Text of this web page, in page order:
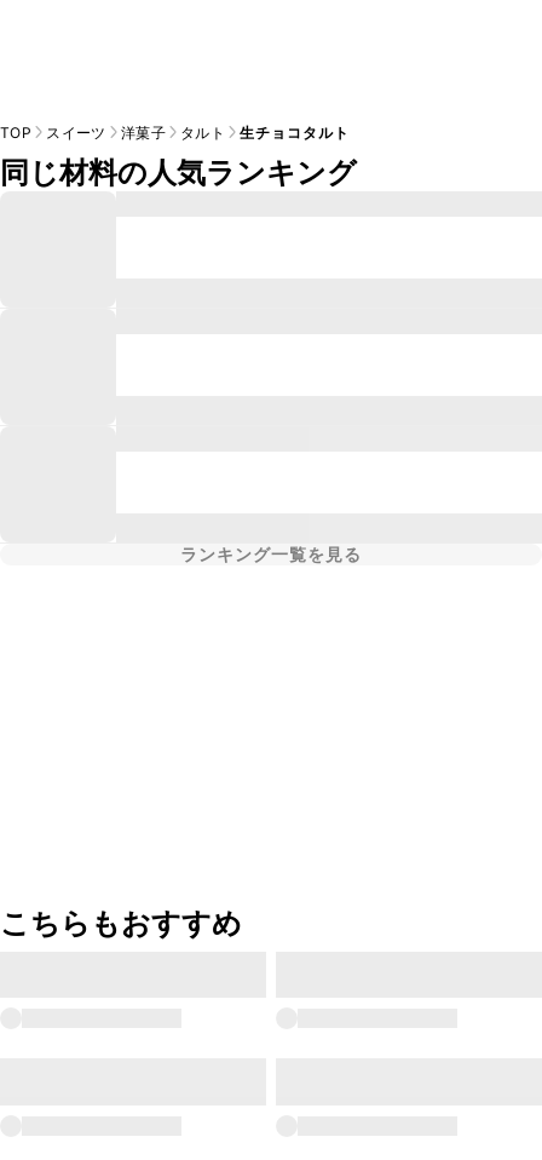
TOP スイーツ 洋菓子 タルト 生チョコタルト
同じ材料の人気ランキング
ランキング一覧を見る
こちらもおすすめ